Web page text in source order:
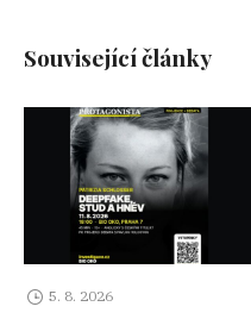
Související články
5. 8. 2026